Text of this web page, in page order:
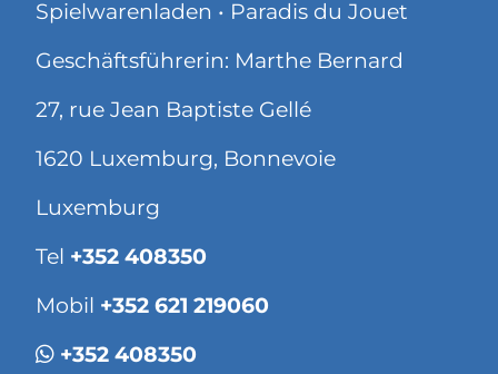
Spielwarenladen • Paradis du Jouet
Geschäftsführerin: Marthe Bernard
27, rue Jean Baptiste Gellé
1620 Luxemburg, Bonnevoie
Luxemburg
Tel +352 408350
Mobil +352 621 219060
+352 408350